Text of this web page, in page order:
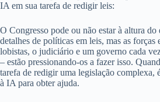
IA em sua tarefa de redigir leis:
O Congresso pode ou não estar à altura
detalhes de políticas em leis, mas as forças
lobistas, o judiciário e um governo cada
– estão pressionando-os a fazer isso.
tarefa de redigir uma legislação complexa,
à IA para obter ajuda.